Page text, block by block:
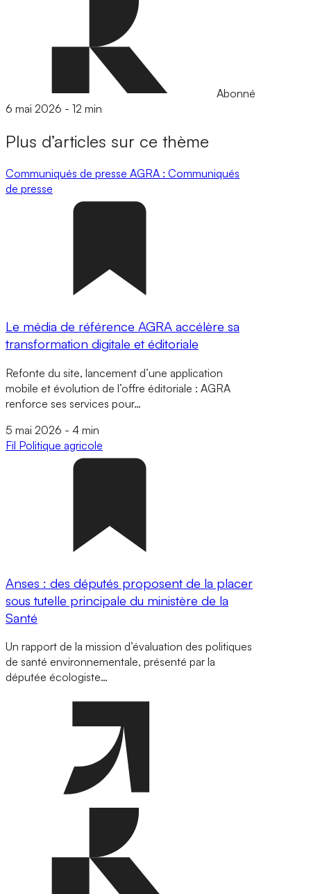
Abonné
6 mai 2026 - 12 min
Plus d’articles sur ce thème
Communiqués de presse AGRA : Communiqués
de presse
Le média de référence AGRA accélère sa
transformation digitale et éditoriale
Refonte du site, lancement d’une application
mobile et évolution de l’offre éditoriale : AGRA
renforce ses services pour…
5 mai 2026 - 4 min
Fil Politique agricole
Anses : des députés proposent de la placer
sous tutelle principale du ministère de la
Santé
Un rapport de la mission d’évaluation des politiques
de santé environnementale, présenté par la
députée écologiste…